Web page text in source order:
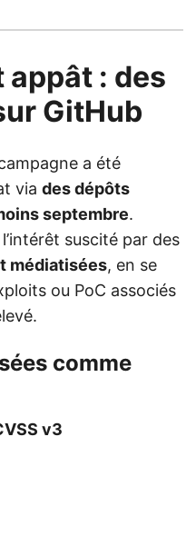
: des
GitHub
a été
via des dépôts
septembre.
suscité par des
médiatisées, en se
ou PoC associés
comme
v3